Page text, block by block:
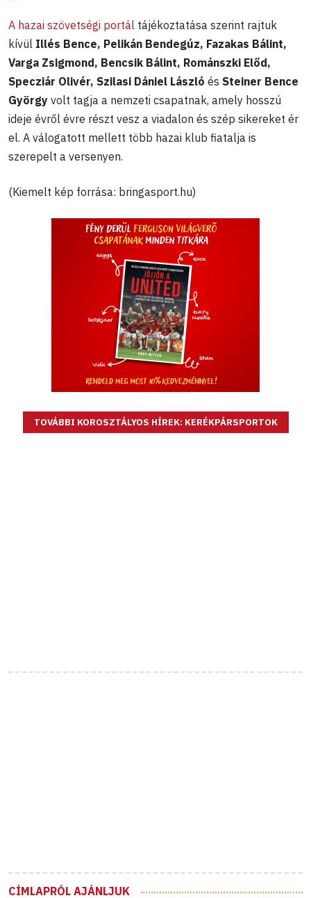
A hazai szövetségi portál tájékoztatása szerint rajtuk
kívül Illés Bence, Pelikán Bendegúz, Fazakas Bálint,
Varga Zsigmond, Bencsik Bálint, Románszki Előd,
Specziár Olivér, Szilasi Dániel László és Steiner Bence
György volt tagja a nemzeti csapatnak, amely hosszú
ideje évről évre részt vesz a viadalon és szép sikereket ér
el. A válogatott mellett több hazai klub fiatalja is
szerepelt a versenyen.
(Kiemelt kép forrása: bringasport.hu)
TOVÁBBI KOROSZTÁLYOS HÍREK: KERÉKPÁRSPORTOK
CÍMLAPRÓL AJÁNLJUK